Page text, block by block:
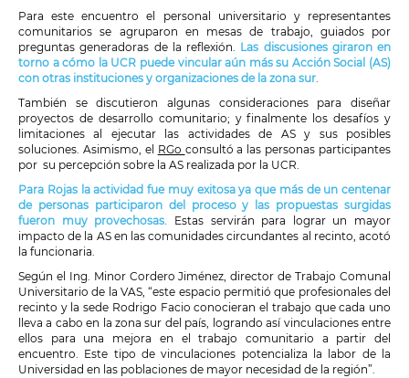
Para este encuentro el personal universitario y representantes
comunitarios se agruparon en mesas de trabajo, guiados por
preguntas generadoras de la reflexión. Las discusiones giraron en
torno a cómo la UCR puede vincular aún más su Acción Social (AS)
con otras instituciones y organizaciones de la zona sur.
También se discutieron algunas consideraciones para diseñar
proyectos de desarrollo comunitario; y finalmente los desafíos y
limitaciones al ejecutar las actividades de AS y sus posibles
soluciones. Asimismo, el RGo consultó a las personas participantes
por su percepción sobre la AS realizada por la UCR.
Para Rojas la actividad fue muy exitosa ya que más de un centenar
de personas participaron del proceso y las propuestas surgidas
fueron muy provechosas. Estas servirán para lograr un mayor
impacto de la AS en las comunidades circundantes al recinto, acotó
la funcionaria.
Según el Ing. Minor Cordero Jiménez, director de Trabajo Comunal
Universitario de la VAS, “este espacio permitió que profesionales del
recinto y la sede Rodrigo Facio conocieran el trabajo que cada uno
lleva a cabo en la zona sur del país, logrando así vinculaciones entre
ellos para una mejora en el trabajo comunitario a partir del
encuentro. Este tipo de vinculaciones potencializa la labor de la
Universidad en las poblaciones de mayor necesidad de la región”.